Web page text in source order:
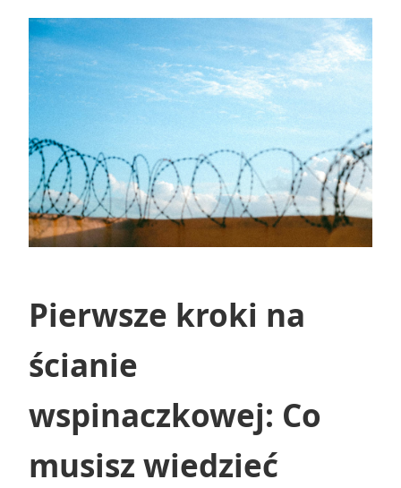
Pierwsze kroki na
ścianie
wspinaczkowej: Co
musisz wiedzieć